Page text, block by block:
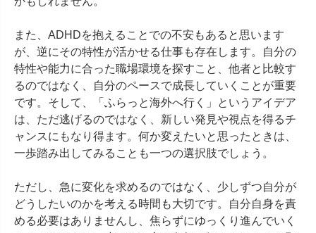
また、ADHDを抱えることでの不安もあると思います
が、逆にその特性が活かせる仕事も存在します。自分の
特性や能力に合った職場環境を探すこと、他者と比較す
るのではなく、自分のペースで成長していくことが重要
です。そして、「ふらっと海外へ行く」というアイデア
は、ただ逃げるのではなく、新しい発見や視点を得るチ
ャンスにもなり得ます。何か変えたいと思ったときは、
一歩踏み出してみることも一つの選択肢でしょう。
ただし、急に変化を求めるのではなく、少しずつ自分が
どうしたいのかを考える時間も大切です。自分自身を責
める必要はありませんし、焦らずにゆっくり進んでいく